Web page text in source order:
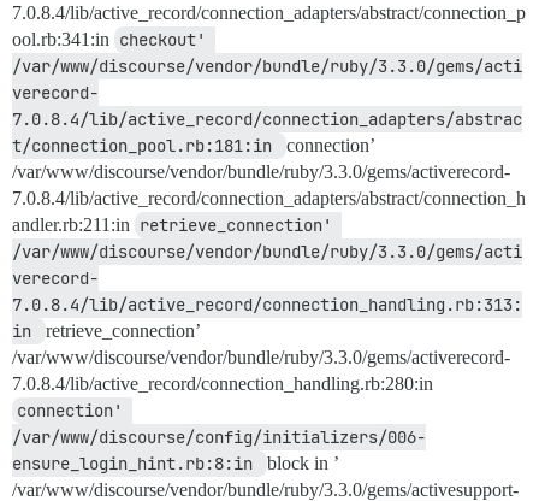
7.0.8.4/lib/active_record/connection_adapters/abstract/connection_p
ool.rb:341:in checkout'
/var/www/discourse/vendor/bundle/ruby/3.3.0/gems/acti
verecord-
7.0.8.4/lib/active_record/connection_adapters/abstrac
t/connection_pool.rb:181:in
connection’
/var/www/discourse/vendor/bundle/ruby/3.3.0/gems/activerecord-
7.0.8.4/lib/active_record/connection_adapters/abstract/connection_h
andler.rb:211:in retrieve_connection'
/var/www/discourse/vendor/bundle/ruby/3.3.0/gems/acti
verecord-
7.0.8.4/lib/active_record/connection_handling.rb:313:
in
retrieve_connection’
/var/www/discourse/vendor/bundle/ruby/3.3.0/gems/activerecord-
7.0.8.4/lib/active_record/connection_handling.rb:280:in
connection'
/var/www/discourse/config/initializers/006-
ensure_login_hint.rb:8:in
block in ’
/var/www/discourse/vendor/bundle/ruby/3.3.0/gems/activesupport-